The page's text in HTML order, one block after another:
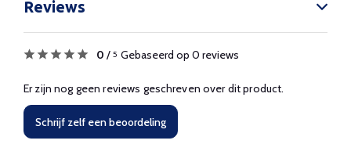
Reviews
0 / 5 Gebaseerd op 0 reviews
Er zijn nog geen reviews geschreven over dit product.
Schrijf zelf een beoordeling